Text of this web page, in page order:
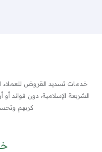
خدمات تسديد القروض للعملاء
الشريعة الإسلامية، دون فوائد
كربهم